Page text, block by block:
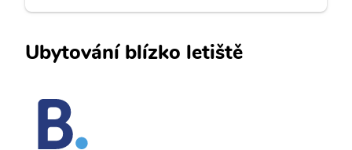
Ubytování blízko letiště